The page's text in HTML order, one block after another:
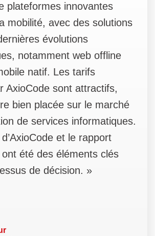
plateformes innovantes
mobilité, avec des solutions
évolutions
notamment web offline
natif. Les tarifs
AxioCode sont attractifs,
bien placée sur le marché
de services informatiques.
et le rapport
été des éléments clés
de décision. »